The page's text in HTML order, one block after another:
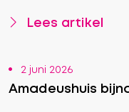
Lees artikel
Amadeushuis
2 juni 2026